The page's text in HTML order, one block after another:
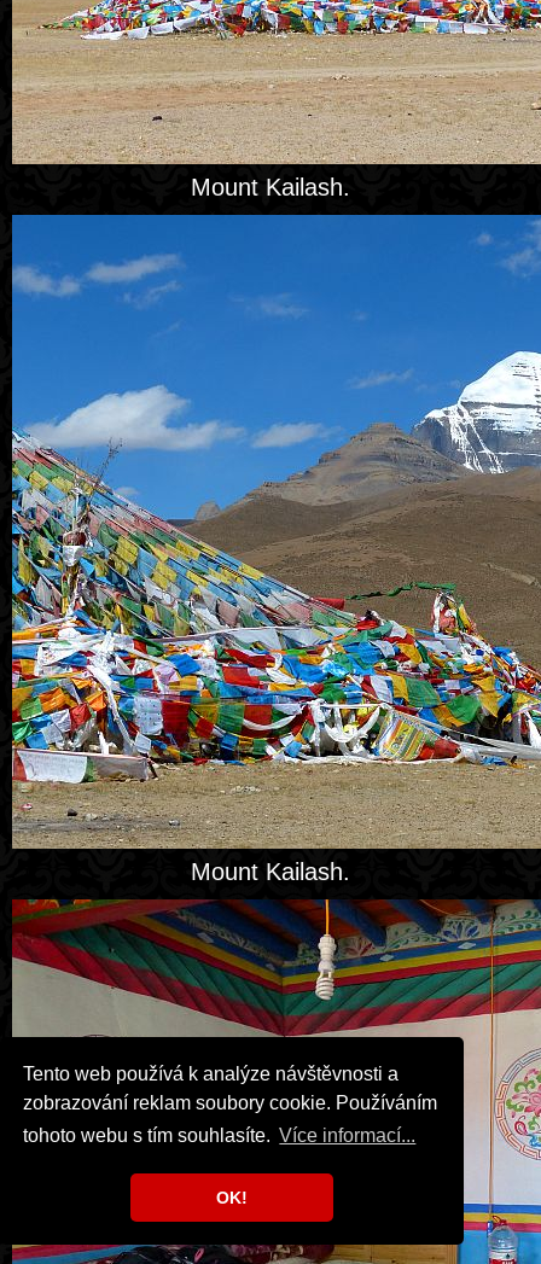
Tento web používá k analýze návštěvnosti a
zobrazování reklam soubory cookie. Používáním
tohoto webu s tím souhlasíte. Více informací...
OK!
Mount Kailash.
Mount Kailash.